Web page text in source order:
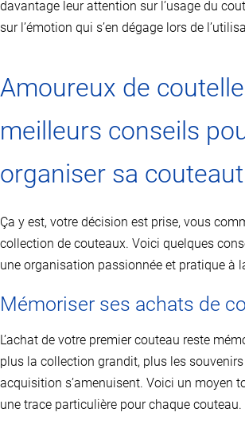
davantage leur attention sur l’usage du
sur l’émotion qui s’en dégage lors de
Amoureux de
meilleurs conseils
organiser sa
Ça y est, votre décision est prise, vous
collection de couteaux. Voici quelques
une organisation passionnée et pratique à
Mémoriser ses achats de
L’achat de votre premier couteau reste
plus la collection grandit, plus les
acquisition s’amenuisent. Voici un moyen
une trace particulière pour chaque couteau.